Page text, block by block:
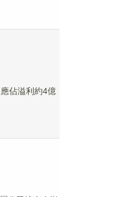
佔溢利約4億